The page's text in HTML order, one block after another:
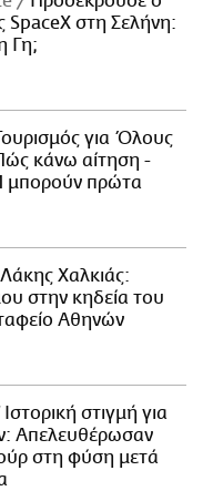
SpaceX στη Σελήνη:
Γη;
για Όλους
κάνω αίτηση -
πρώτα
Χαλκιάς:
στην κηδεία του
Αθηνών
Ιστορική στιγμή για
Απελευθέρωσαν
στη φύση μετά